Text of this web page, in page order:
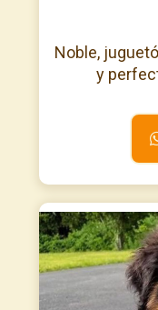
Noble,
y